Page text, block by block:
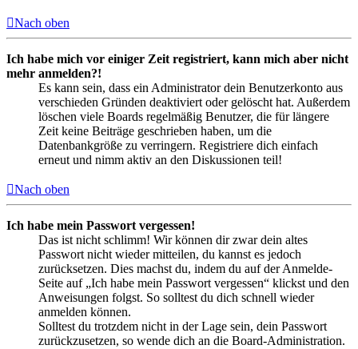
Nach oben
Ich habe mich vor einiger Zeit registriert, kann mich aber nicht
mehr anmelden?!
Es kann sein, dass ein Administrator dein Benutzerkonto aus
verschieden Gründen deaktiviert oder gelöscht hat. Außerdem
löschen viele Boards regelmäßig Benutzer, die für längere
Zeit keine Beiträge geschrieben haben, um die
Datenbankgröße zu verringern. Registriere dich einfach
erneut und nimm aktiv an den Diskussionen teil!
Nach oben
Ich habe mein Passwort vergessen!
Das ist nicht schlimm! Wir können dir zwar dein altes
Passwort nicht wieder mitteilen, du kannst es jedoch
zurücksetzen. Dies machst du, indem du auf der Anmelde-
Seite auf „Ich habe mein Passwort vergessen“ klickst und den
Anweisungen folgst. So solltest du dich schnell wieder
anmelden können.
Solltest du trotzdem nicht in der Lage sein, dein Passwort
zurückzusetzen, so wende dich an die Board-Administration.